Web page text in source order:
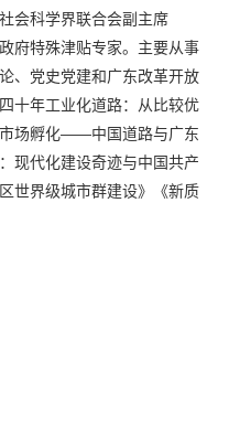
会科学界联合会副主席
府特殊津贴专家。主要从事
、党史党建和广东改革开放
十年工业化道路：从比较优
场孵化——中国道路与广东
现代化建设奇迹与中国共产
世界级城市群建设》《新质